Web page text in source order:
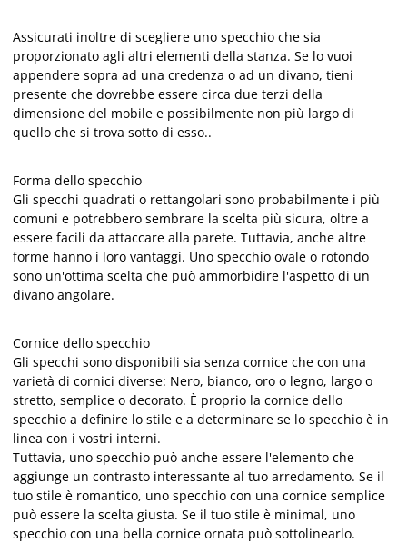
Assicurati inoltre di scegliere uno specchio che sia
proporzionato agli altri elementi della stanza. Se lo vuoi
appendere sopra ad una credenza o ad un divano, tieni
presente che dovrebbe essere circa due terzi della
dimensione del mobile e possibilmente non più largo di
quello che si trova sotto di esso..
Forma dello specchio
Gli specchi quadrati o rettangolari sono probabilmente i più
comuni e potrebbero sembrare la scelta più sicura, oltre a
essere facili da attaccare alla parete. Tuttavia, anche altre
forme hanno i loro vantaggi. Uno specchio ovale o rotondo
sono un'ottima scelta che può ammorbidire l'aspetto di un
divano angolare.
Cornice dello specchio
Gli specchi sono disponibili sia senza cornice che con una
varietà di cornici diverse: Nero, bianco, oro o legno, largo o
stretto, semplice o decorato. È proprio la cornice dello
specchio a definire lo stile e a determinare se lo specchio è in
linea con i vostri interni.
Tuttavia, uno specchio può anche essere l'elemento che
aggiunge un contrasto interessante al tuo arredamento. Se il
tuo stile è romantico, uno specchio con una cornice semplice
può essere la scelta giusta. Se il tuo stile è minimal, uno
specchio con una bella cornice ornata può sottolinearlo.